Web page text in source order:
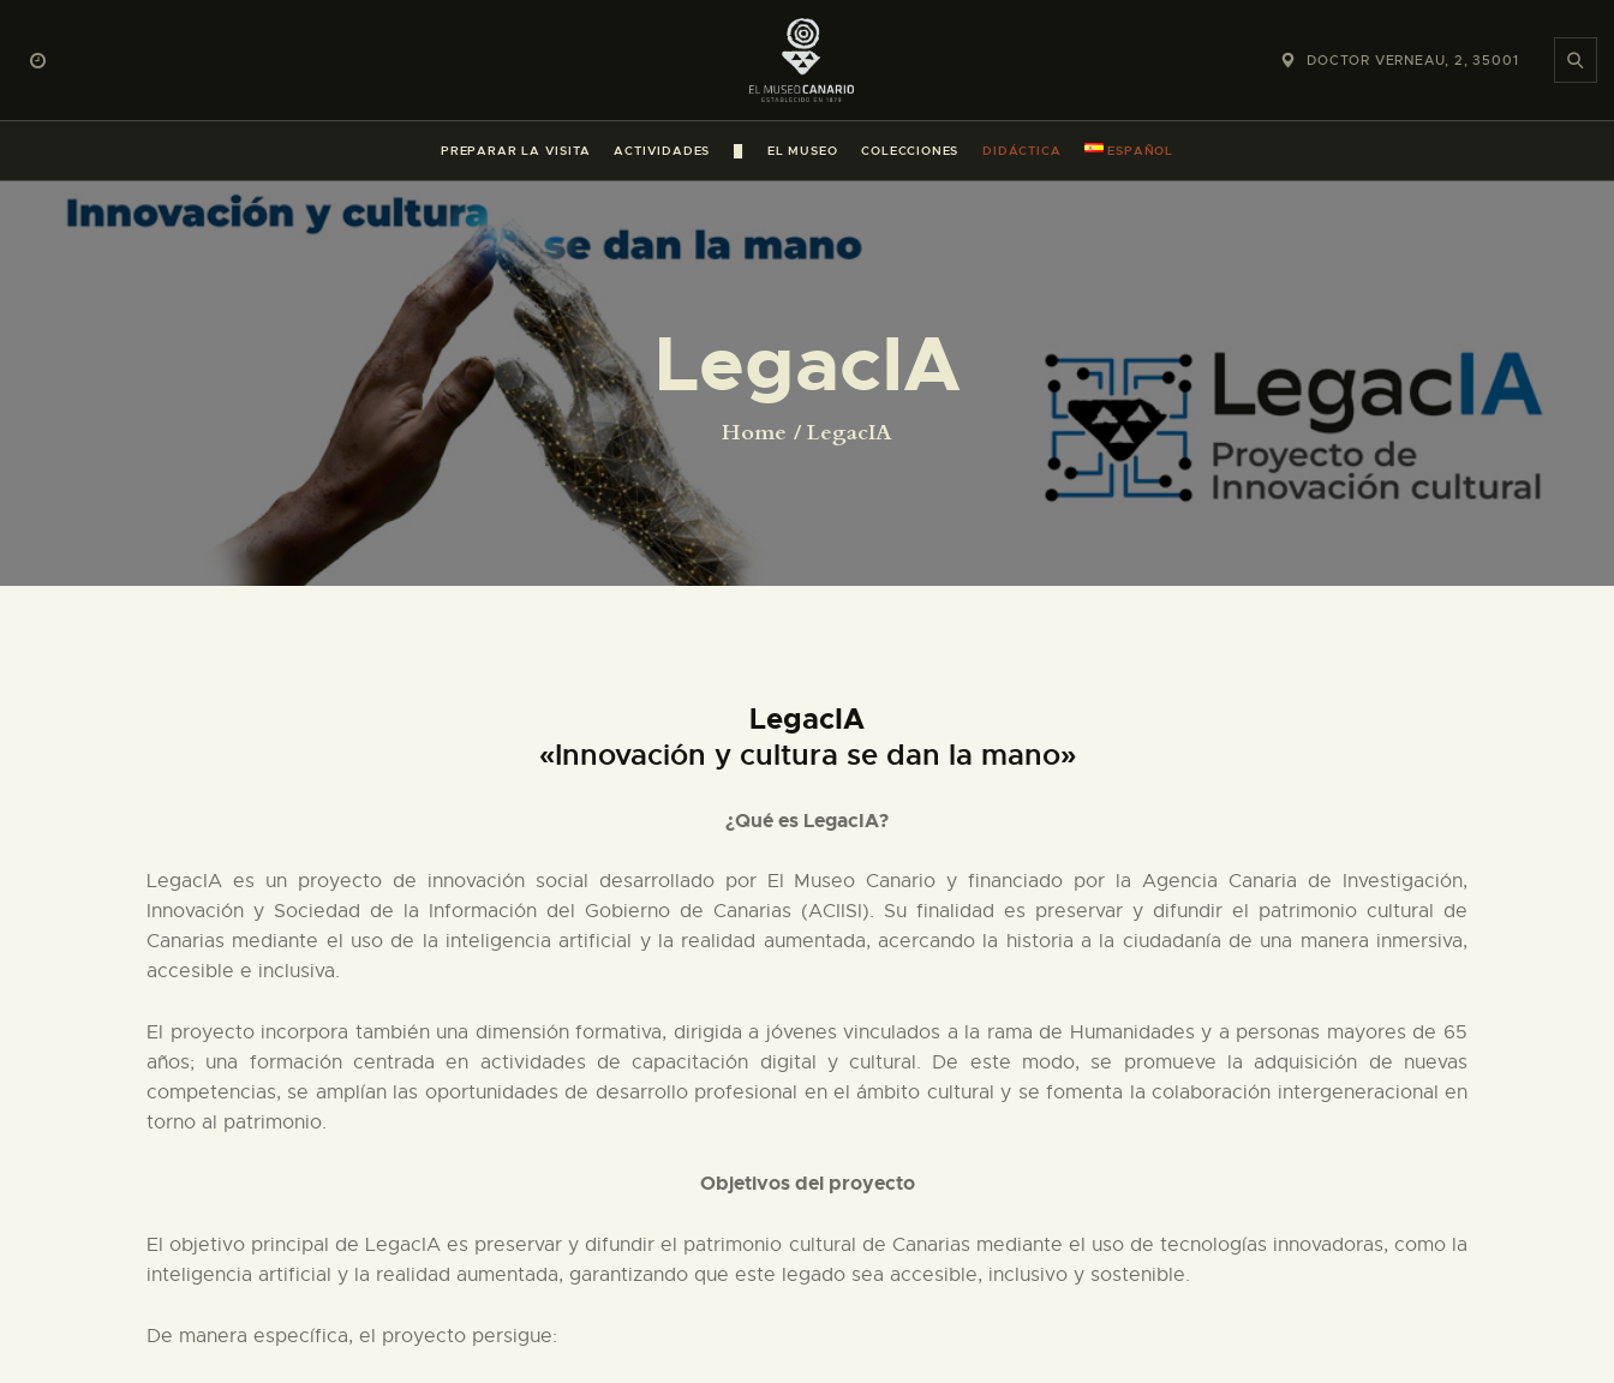
DOCTOR VERNEAU, 2, 35001
PREPARAR LA VISITA ACTIVIDADES EL MUSEO COLECCIONES DIDÁCTICA ESPAÑOL
LegacIA
Home LegacIA
PREPARAR LA VISITA
ACTIVIDADES
█
EL MUSEO
COLECCIONES
DIDÁCTICA
ESPAÑOL
PREPARAR LA VISITA
COLECCIONES
DIDÁCTICA
ESPAÑOL
LegacIA
«Innovación y cultura se dan la mano»
¿Qué es LegacIA?
LegacIA es un proyecto de innovación social desarrollado por El Museo Canario y financiado por la Agencia Canaria de Investigación,
Innovación y Sociedad de la Información del Gobierno de Canarias (ACIISI). Su finalidad es preservar y difundir el patrimonio cultural de
Canarias mediante el uso de la inteligencia artificial y la realidad aumentada, acercando la historia a la ciudadanía de una manera inmersiva,
accesible e inclusiva.
El proyecto incorpora también una dimensión formativa, dirigida a jóvenes vinculados a la rama de Humanidades y a personas mayores de 65
años; una formación centrada en actividades de capacitación digital y cultural. De este modo, se promueve la adquisición de nuevas
competencias, se amplían las oportunidades de desarrollo profesional en el ámbito cultural y se fomenta la colaboración intergeneracional en
torno al patrimonio.
Objetivos del proyecto
El objetivo principal de LegacIA es preservar y difundir el patrimonio cultural de Canarias mediante el uso de tecnologías innovadoras, como la
inteligencia artificial y la realidad aumentada, garantizando que este legado sea accesible, inclusivo y sostenible.
De manera específica, el proyecto persigue: